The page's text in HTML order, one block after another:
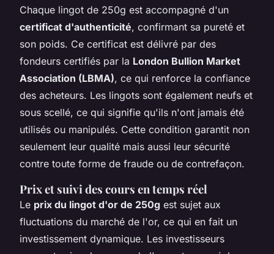
Chaque lingot de 250g est accompagné d'un
certificat d'authenticité, confirmant sa pureté et
son poids. Ce certificat est délivré par des
fondeurs certifiés par la London Bullion Market
Association (LBMA), ce qui renforce la confiance
des acheteurs. Les lingots sont également neufs et
sous scellé, ce qui signifie qu'ils n'ont jamais été
utilisés ou manipulés. Cette condition garantit non
seulement leur qualité mais aussi leur sécurité
contre toute forme de fraude ou de contrefaçon.
Prix et suivi des cours en temps réel
Le prix du lingot d'or de 250g est sujet aux
fluctuations du marché de l'or, ce qui en fait un
investissement dynamique. Les investisseurs